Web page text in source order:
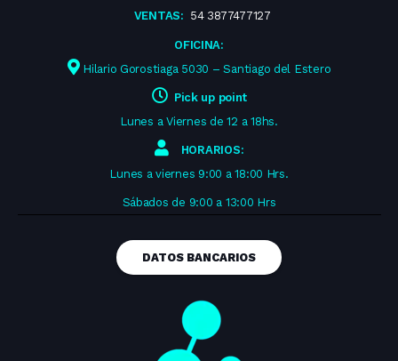
VENTAS: 54 3877477127
OFICINA:
Hilario Gorostiaga 5030 – Santiago del Estero
Pick up point
Lunes a Viernes de 12 a 18hs.
HORARIOS:
Lunes a viernes 9:00 a 18:00 Hrs.
Sábados de 9:00 a 13:00 Hrs
DATOS BANCARIOS